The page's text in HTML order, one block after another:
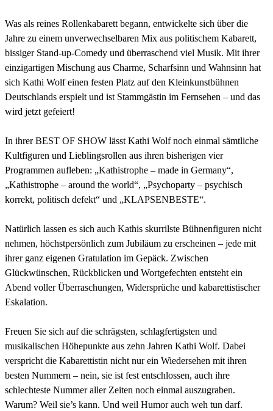
Was als reines Rollenkabarett begann, entwickelte sich über die
Jahre zu einem unverwechselbaren Mix aus politischem Kabarett,
bissiger Stand-up-Comedy und überraschend viel Musik. Mit ihrer
einzigartigen Mischung aus Charme, Scharfsinn und Wahnsinn hat
sich Kathi Wolf einen festen Platz auf den Kleinkunstbühnen
Deutschlands erspielt und ist Stammgästin im Fernsehen – und das
wird jetzt gefeiert!
In ihrer BEST OF SHOW lässt Kathi Wolf noch einmal sämtliche
Kultfiguren und Lieblingsrollen aus ihren bisherigen vier
Programmen aufleben: „Kathistrophe – made in Germany“,
„Kathistrophe – around the world“, „Psychoparty – psychisch
korrekt, politisch defekt“ und „KLAPSENBESTE“.
Natürlich lassen es sich auch Kathis skurrilste Bühnenfiguren nicht
nehmen, höchstpersönlich zum Jubiläum zu erscheinen – jede mit
ihrer ganz eigenen Gratulation im Gepäck. Zwischen
Glückwünschen, Rückblicken und Wortgefechten entsteht ein
Abend voller Überraschungen, Widersprüche und kabarettistischer
Eskalation.
Freuen Sie sich auf die schrägsten, schlagfertigsten und
musikalischen Höhepunkte aus zehn Jahren Kathi Wolf. Dabei
verspricht die Kabarettistin nicht nur ein Wiedersehen mit ihren
besten Nummern – nein, sie ist fest entschlossen, auch ihre
schlechteste Nummer aller Zeiten noch einmal auszugraben.
Warum? Weil sie’s kann. Und weil Humor auch weh tun darf.